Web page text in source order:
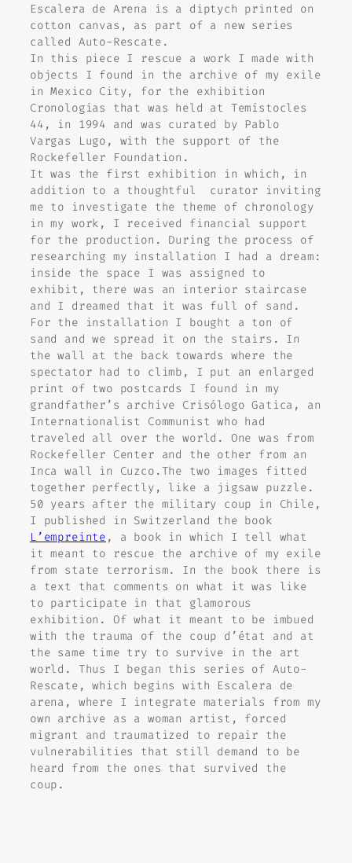
Escalera de Arena
is a diptych printed on
cotton canvas, as part of a new series
called Auto-Rescate .
In this piece I rescue a work I made with
objects I found in the archive of my exile
in Mexico City, for the exhibition
Cronologías
that was held at Temístocles
44, in 1994 and was curated by Pablo
Vargas Lugo, with the support of the
Rockefeller Foundation.
It was the first exhibition in which, in
addition to a thoughtful curator inviting
me to investigate the theme of chronology
in my work, I received financial support
for the production. During the process of
researching my installation I had a dream:
inside the space I was assigned to
exhibit, there was an interior staircase
and I dreamed that it was full of sand.
For the installation I bought a ton of
sand and we spread it on the stairs. In
the wall at the back towards where the
spectator had to climb, I put an enlarged
print of two postcards I found in my
grandfather’s archive Crisólogo Gatica, an
Internationalist Communist who had
traveled all over the world. One was from
Rockefeller Center and the other from an
Inca wall in Cuzco.The two images fitted
together perfectly, like a jigsaw puzzle.
50 years after the military coup in Chile,
I published in Switzerland the book
L’empreinte , a book in which I tell what
it meant to rescue the archive of my exile
from state terrorism. In the book there is
a text that comments on what it was like
to participate in that glamorous
exhibition. Of what it meant to be imbued
with the trauma of the coup d’état and at
the same time try to survive in the art
world. Thus I began this series of Auto-
Rescate , which begins with Escalera de
arena , where I integrate materials from my
own archive as a woman artist, forced
migrant and traumatized to repair the
vulnerabilities that still demand to be
heard from the ones that survived the
coup.